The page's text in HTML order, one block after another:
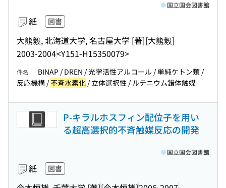
紙 図書
大熊毅, 北海道大学, 名古屋大学 [著][大熊毅]
2003-2004<Y151-H15350079>
国立国会図書館
件名
BINAP / DREN / 光学活性アルコール / 単純ケトン類 /
反応機構 /不斉水素化 / 立体選択性 / ルテニウム錯体触媒
P-キラルホスフィン配位子を用い
る超高選択的不斉触媒反応の開発
紙 図書
国立国会図書館